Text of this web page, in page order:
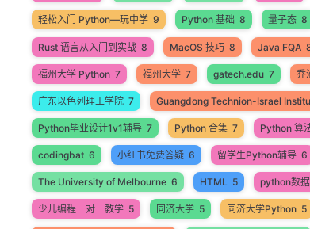
轻松入门 Python—玩中学 9 Python 基础 8 量子态 8
Rust 语言从入门到实战 8 MacOS 技巧 8 Java FQA
福州大学 Python 7 福州大学 7 gatech.edu 7 乔
广东以色列理工学院 7 Guangdong Technion-Israel
Python毕业设计1v1辅导 7 Python 合集 7 Python 算
codingbat 6 小红书免费答疑 6 留学生Python辅导 6
The University of Melbourne 6 HTML 5 python数
少儿编程一对一教学 5 同济大学 5 同济大学Python 5